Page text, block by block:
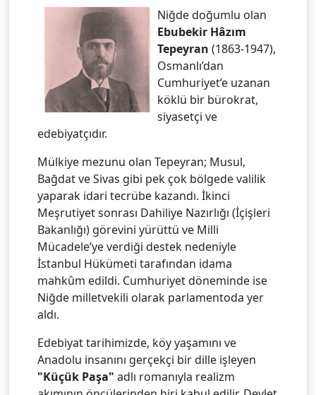
Niğde doğumlu olan
Ebubekir Hâzım
Tepeyran (1863-1947),
Osmanlı’dan
Cumhuriyet’e uzanan
köklü bir bürokrat,
siyasetçi ve
edebiyatçıdır.
Mülkiye mezunu olan Tepeyran; Musul,
Bağdat ve Sivas gibi pek çok bölgede valilik
yaparak idari tecrübe kazandı. İkinci
Meşrutiyet sonrası Dahiliye Nazırlığı (İçişleri
Bakanlığı) görevini yürüttü ve Milli
Mücadele’ye verdiği destek nedeniyle
İstanbul Hükümeti tarafından idama
mahkûm edildi. Cumhuriyet döneminde ise
Niğde milletvekili olarak parlamentoda yer
aldı.
Edebiyat tarihimizde, köy yaşamını ve
Anadolu insanını gerçekçi bir dille işleyen
"Küçük Paşa" adlı romanıyla realizm